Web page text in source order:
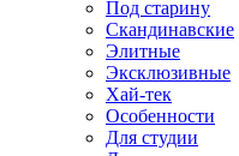
Под старину
Скандинавские
Элитные
Эксклюзивные
Хай-тек
Особенности
Для студии